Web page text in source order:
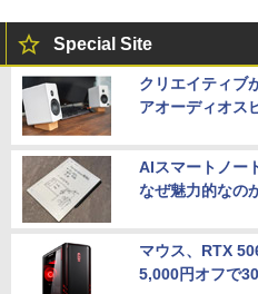
Special Site
クリエイティブ
アオーディオス
AIスマートノー
なぜ魅力的なの
マウス、RTX
5,000円オフで